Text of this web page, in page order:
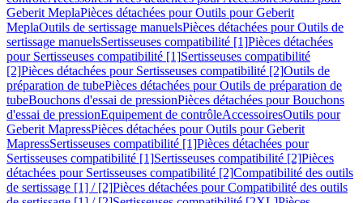
Geberit MeplaPièces détachées pour Outils pour Geberit
MeplaOutils de sertissage manuelsPièces détachées pour Outils de
sertissage manuelsSertisseuses compatibilité [1]Pièces détachées
pour Sertisseuses compatibilité [1]Sertisseuses compatibilité
[2]Pièces détachées pour Sertisseuses compatibilité [2]Outils de
préparation de tubePièces détachées pour Outils de préparation de
tubeBouchons d'essai de pressionPièces détachées pour Bouchons
d'essai de pressionEquipement de contrôleAccessoiresOutils pour
Geberit MapressPièces détachées pour Outils pour Geberit
MapressSertisseuses compatibilité [1]Pièces détachées pour
Sertisseuses compatibilité [1]Sertisseuses compatibilité [2]Pièces
détachées pour Sertisseuses compatibilité [2]Compatibilité des outils
de sertissage [1] / [2]Pièces détachées pour Compatibilité des outils